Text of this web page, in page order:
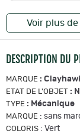
Voir plus
DESCRIPTION DU
MARQUE :
ETAT DE L'OBJET :
TYPE : Mécanique
MARQUE : sans
COLORIS : Vert